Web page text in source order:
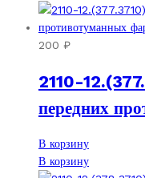
200 ₽
2110-
передних
В корзину
В корзину